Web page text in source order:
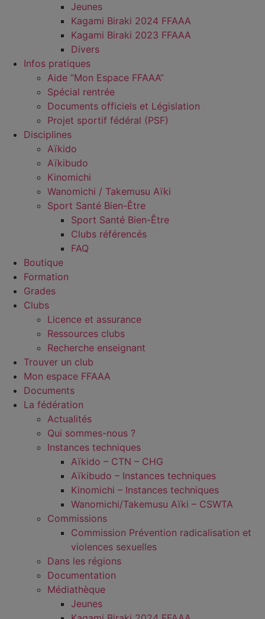
Jeunes
Kagami Biraki 2024 FFAAA
Kagami Biraki 2023 FFAAA
Divers
Infos pratiques
Aide “Mon Espace FFAAA”
Spécial rentrée
Documents officiels et Législation
Projet sportif fédéral (PSF)
Disciplines
Aïkido
Aïkibudo
Kinomichi
Wanomichi / Takemusu Aïki
Sport Santé Bien-Être
Sport Santé Bien-Être
Clubs référencés
FAQ
Boutique
Formation
Grades
Clubs
Licence et assurance
Ressources clubs
Recherche enseignant
Trouver un club
Mon espace FFAAA
Documents
La fédération
Actualités
Qui sommes-nous ?
Instances techniques
Aïkido – CTN – CHG
Aïkibudo – Instances techniques
Kinomichi – Instances techniques
Wanomichi/Takemusu Aïki – CSWTA
Commissions
Commission Prévention radicalisation et
violences sexuelles
Dans les régions
Documentation
Médiathèque
Jeunes